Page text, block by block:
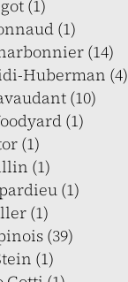
(1)
(1)
(14)
Huberman (4)
(10)
(1)
(1)
(1)
(1)
(1)
(39)
(1)